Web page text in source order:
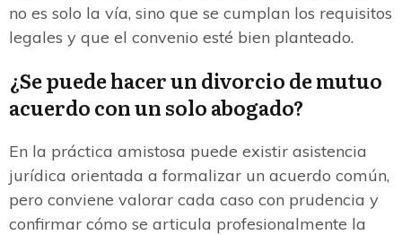
no es solo la vía, sino que se cumplan los requisitos
legales y que el convenio esté bien planteado.
¿Se puede hacer un divorcio de mutuo
acuerdo con un solo abogado?
En la práctica amistosa puede existir asistencia
jurídica orientada a formalizar un acuerdo común,
pero conviene valorar cada caso con prudencia y
confirmar cómo se articula profesionalmente la